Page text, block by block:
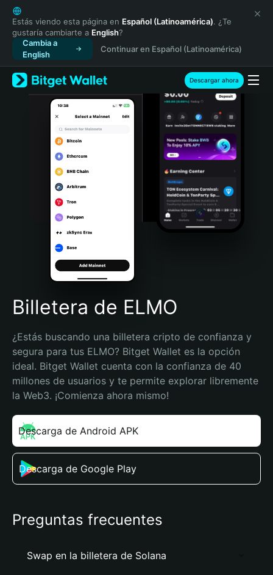
English
日本語
Tiếng Việt
Русский
Español (Latinoamérica)
Türkçe
Italiano
Português (Portugal)
Bahasa Indonesia
Português (Brasil)
Español (Argentina)
Estás viendo esta página en Español (Latinoamérica). ¿Te
gustaría cambiarte a English?
Cambia a
English
Continuar en Español (Latinoamérica)
Descargar ahora
Billetera de ELMO
¿Estás buscando una billetera cripto de confianza y
segura para tus ELMO? Bitget Wallet es la opción
ideal. Bitget Wallet cuenta con la confianza de 40
millones de usuarios y te permite explorar libremente
la Web3. ¡Comienza ahora mismo!
Descarga de Android APK
Descarga de Google Play
Preguntas frecuentes
Swap en la billetera de Solana